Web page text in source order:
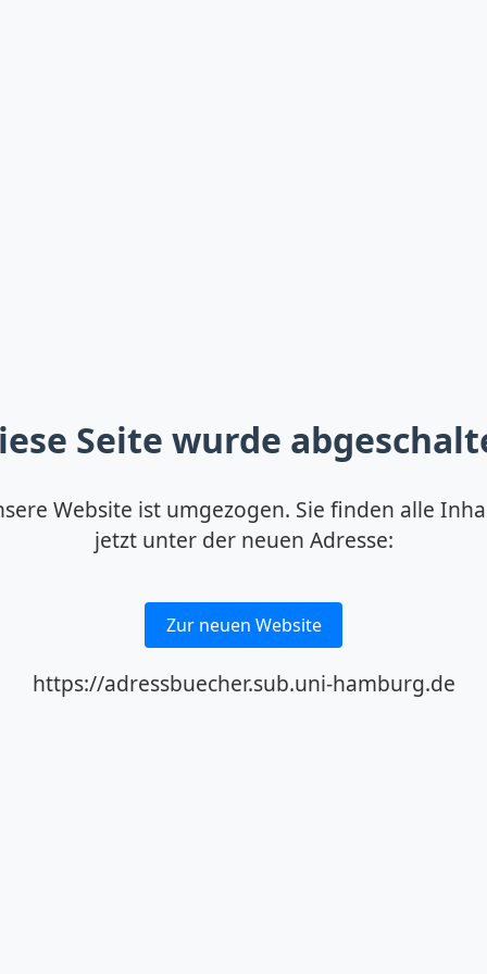
Seite wurde
Website ist umgezogen. Sie finden alle
jetzt unter der neuen Adresse:
Zur neuen Website
https://adressbuecher.sub.uni-hamburg.de